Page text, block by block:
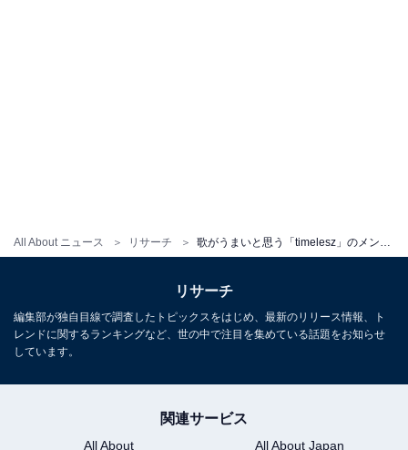
All About ニュース リサーチ
リサーチ
編集部が独自目線で調査したトピックスをはじめ、最新のリリース情報、ト
レンドに関するランキングなど、世の中で注目を集めている話題をお知らせ
しています。
関連サービス
All About
All About Japan